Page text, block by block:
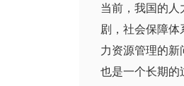
当前，我国的
剧，社会保障
力资源管理的
也是一个长期的